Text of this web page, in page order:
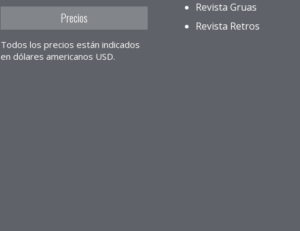
Precios
Todos los precios están indicados
en dólares americanos USD.
Revista Gruas
Revista Retros